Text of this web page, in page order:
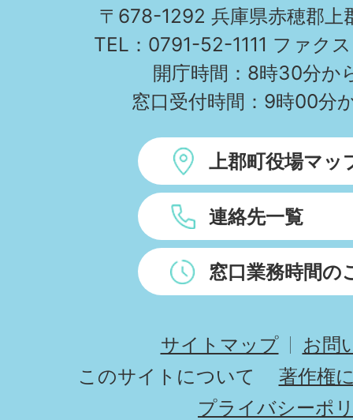
〒678-1292 兵庫県赤穂郡上
TEL：0791-
開庁時間：8時30分か
窓口受付時間：9時00分
上郡町役場マッ
連絡先一覧
窓口業務時間の
サイトマップ
お問
このサイトについて
著作権
プライバシーポ